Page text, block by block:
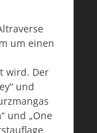
um einen
wird. Der
und
und „One